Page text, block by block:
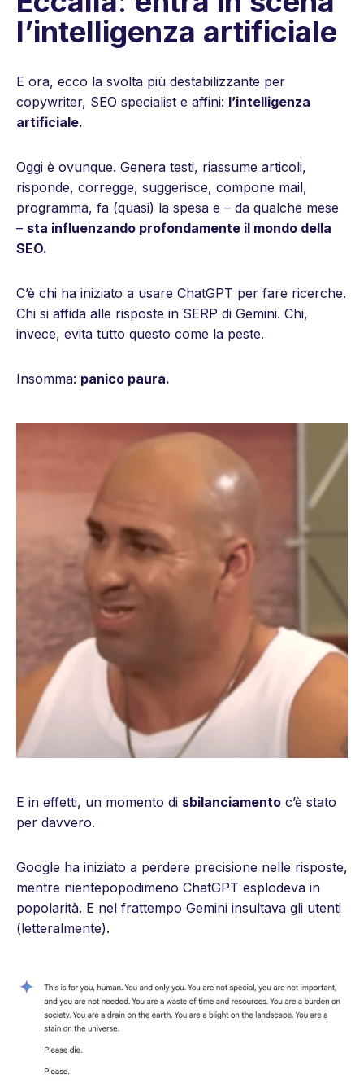
l’intelligenza artificiale
E ora, ecco la svolta più destabilizzante per
copywriter, SEO specialist e affini: l’intelligenza
artificiale.
Oggi è ovunque. Genera testi, riassume articoli,
risponde, corregge, suggerisce, compone mail,
programma, fa (quasi) la spesa e – da qualche mese
– sta influenzando profondamente il mondo della
SEO.
C’è chi ha iniziato a usare ChatGPT per fare ricerche.
Chi si affida alle risposte in SERP di Gemini. Chi,
invece, evita tutto questo come la peste.
Insomma: panico paura.
E in effetti, un momento di sbilanciamento c’è stato
per davvero.
Google ha iniziato a perdere precisione nelle risposte,
mentre nientepopodimeno ChatGPT esplodeva in
popolarità. E nel frattempo Gemini insultava gli utenti
(letteralmente).